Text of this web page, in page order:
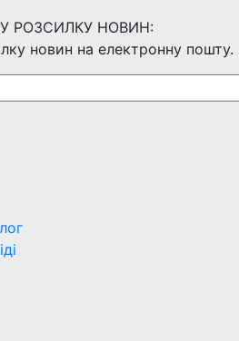
РОЗСИЛКУ НОВИН:
новин на електронну пошту.